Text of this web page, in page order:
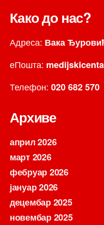
Како до нас?
Адреса: Вака
еПошта:
Телефон: 020 682 570
Архиве
април 2026
март 2026
фебруар 2026
јануар 2026
децембар 2025
новембар 2025